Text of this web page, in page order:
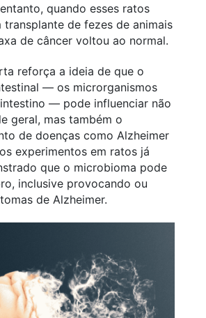
quando esses ratos
transplante de fezes de animais
de câncer voltou ao normal.
reforça a ideia de que o
— os microrganismos
— pode influenciar não
geral, mas também o
de doenças como Alzheimer
experimentos em ratos já
que o microbioma pode
inclusive provocando ou
de Alzheimer.